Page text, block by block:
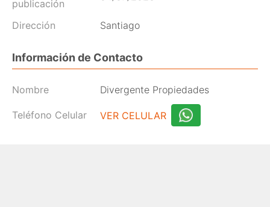
publicación
Dirección Santiago
Información de Contacto
Nombre Divergente Propiedades
Teléfono Celular VER CELULAR